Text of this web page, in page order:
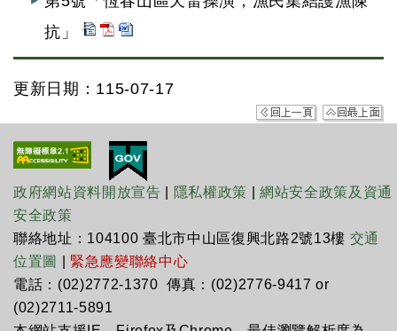
抗」
更新日期：115-07-17
政府網站資料開放宣告 隱私權政策 |網站安全政策及資通
安全政策
聯絡地址：104100 臺北市中山區復興北路2號13樓 交通
位置圖
緊急應變聯絡中心
電話：(02)2772-1370 傳真：(02)2776-9417 or
(02)2711-5891